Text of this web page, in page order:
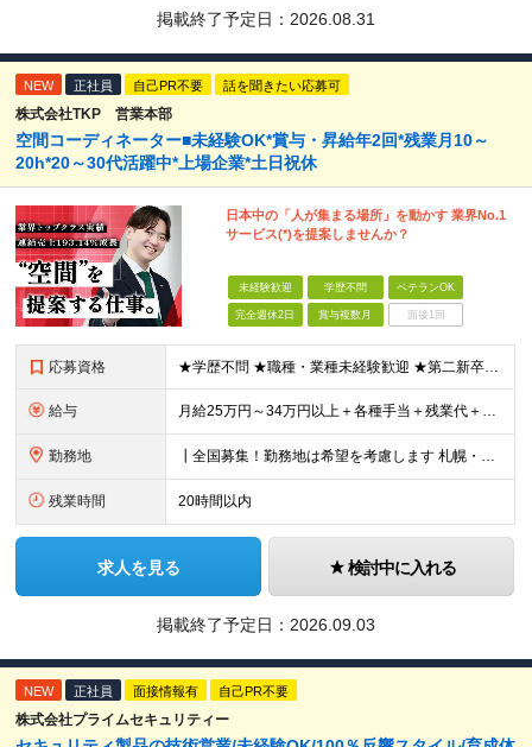
掲載終了予定日： 2026.08.31
NEW 正社員 自己PR不要 話を聞きたい応募可
株式会社TKP 営業本部
空間コーディネーター■未経験OK*賞与・昇給年2回*残業月10～
20h*20～30代活躍中*上場企業*土日祝休
日本中の「人が集まる場所」を動かす 業界No.1
サービス(*)を提案しませんか？
未経験歓迎 学歴不問 ベテランOK
完全週休2日 賞与複数月 面接1回
応募資格 ★学歴不問 ★職種・業種未経験歓迎 ★第二新卒歓迎 ＜こんな方にオススメ＞ ◎一つの商材ではなく、幅広い提案で勝負したい ◎成長企業でスケールの大きい仕事に挑戦したい ◎実力を評価されたい＆腰を据え
給与 月給25万円～34万円以上＋各種手当＋残業代＋賞与年2回 初年度想定年収：348万円～ ※経験・能力を考慮のうえ優遇します。 ※上記にはエリア給（10,000円～15,000円）、見込み残業代（20
勤務地 ┃全国募集！勤務地は希望を考慮します 札幌・仙台・東京・横浜・金沢・名古屋・大阪・京都・広島・福岡 募集 ※上記のほか、全国に拠点あり ※キャリアアップやキャリアシフトに伴う転勤も一部ありますが、基
残業時間 20時間以内
求人を見る 検討中に入れる
掲載終了予定日： 2026.09.03
NEW 正社員 面接情報有 自己PR不要
株式会社プライムセキュリティー